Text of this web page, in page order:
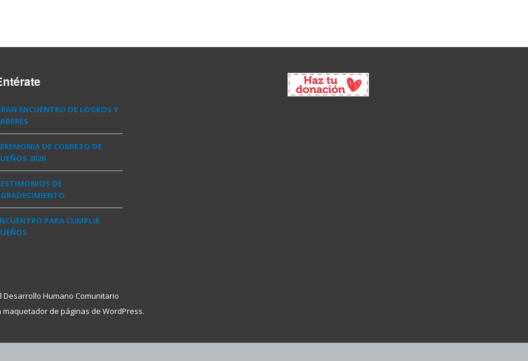
ENCUENTRO DE LOGROS Y
DE COMIEZO DE
2026
DE
PARA CUMPLIR
Desarrollo Humano Comunitario
maquetador de páginas de WordPress.